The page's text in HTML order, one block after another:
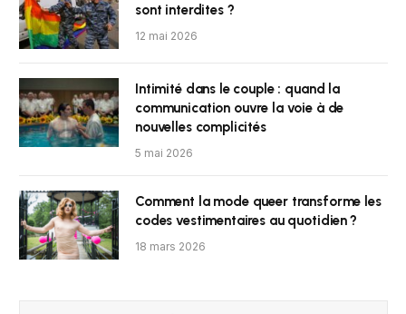
sont interdites ?
12 mai 2026
Intimité dans le couple : quand la
communication ouvre la voie à de
nouvelles complicités
5 mai 2026
Comment la mode queer transforme les
codes vestimentaires au quotidien ?
18 mars 2026